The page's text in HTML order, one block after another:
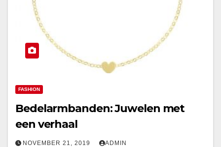
FASHION
Bedelarmbanden: Juwelen met
een verhaal
NOVEMBER 21, 2019 ADMIN